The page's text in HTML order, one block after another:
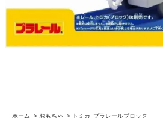
ホーム > おもちゃ > トミカ･プラレールブロック